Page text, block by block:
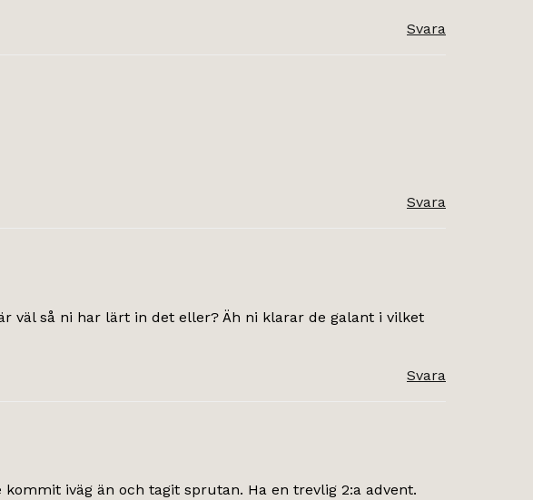
Svara
Svara
väl så ni har lärt in det eller? Äh ni klarar de galant i vilket
Svara
iväg än och tagit sprutan. Ha en trevlig 2:a advent.